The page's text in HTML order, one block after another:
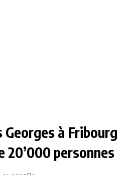
à Fribourg
20’000 personnes